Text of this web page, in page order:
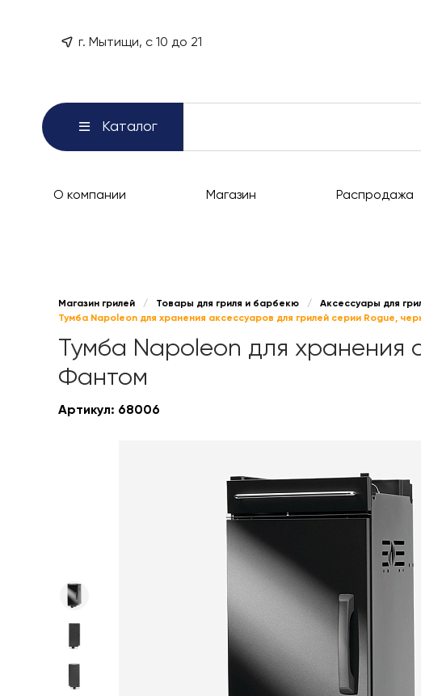
г. Мытищи, с 10 до 21
Каталог
О компании Магазин Распродажа
Магазин грилей / Товары для гриля и барбекю / Аксессуары для
Тумба Napoleon для хранения аксессуаров для грилей серии Rogue,
Тумба Napoleon для хранения
Фантом
Артикул: 68006